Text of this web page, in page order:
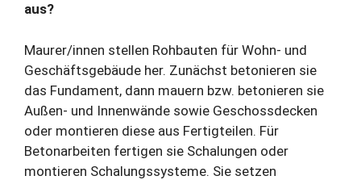
aus?
Maurer/innen stellen Rohbauten für Wohn- und
Geschäftsgebäude her. Zunächst betonieren sie
das Fundament, dann mauern bzw. betonieren sie
Außen- und Innenwände sowie Geschossdecken
oder montieren diese aus Fertigteilen. Für
Betonarbeiten fertigen sie Schalungen oder
montieren Schalungssysteme. Sie setzen